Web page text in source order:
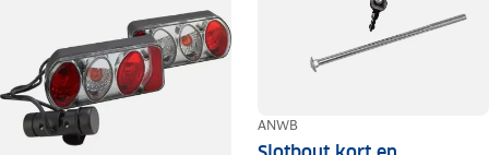
ANWB